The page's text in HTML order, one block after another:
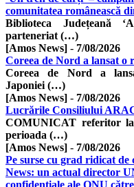
comunitatea românească
Biblioteca Județeană
parteneriat (…)
[Amos News] - 7/08/2026
Coreea de Nord a lansat o
Coreea de Nord a
Japoniei (…)
[Amos News] - 7/08/2026
Lucrările Consiliului
COMUNICAT referitor
perioada (…)
[Amos News] - 7/08/2026
Pe surse cu grad ridicat
News: un actual director